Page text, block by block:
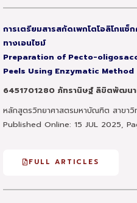
การเตรียมสารสกัดเพกโตโอลิโกแซ็
ทางเอนไซม์
Preparation of Pecto-
Peels Using Enzymatic Method
6451701280 ภัทรานิษฐ์ ลิขิตพัฒน
หลักสูตรวิทยาศาสตรมหาบัณฑิต สาขาวิ
Published Online: 15 JUL 2025,
FULL ARTICLES